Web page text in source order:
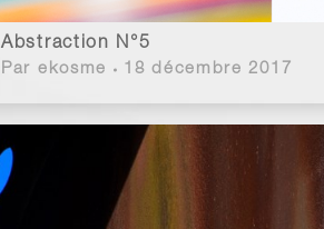
Abstraction N°5
Par ekosme 18 décembre 2017